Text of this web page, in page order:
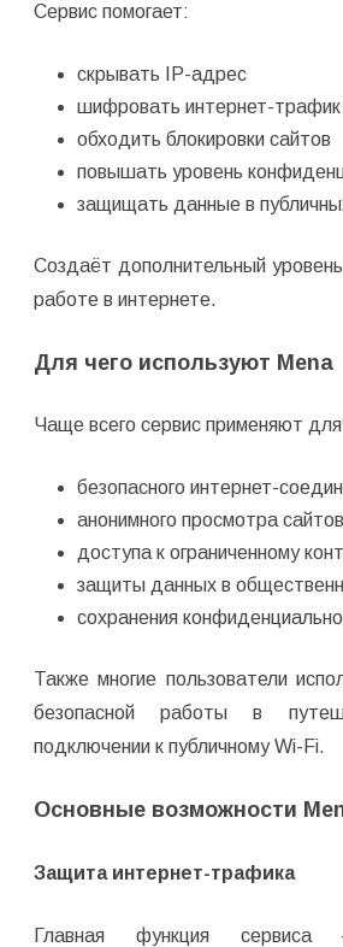
Сервис помогает:
скрывать IP-адрес
шифровать интернет-трафик
обходить блокировки сайтов
повышать уровень
защищать данные в
Создаёт дополнительный
работе в интернете.
Для чего используют Mena
Чаще всего сервис применяют
безопасного интернет-
анонимного просмотра сайтов
доступа к ограниченному
защиты данных в
сохранения
Также многие пользователи
безопасной работы в
подключении к публичному Wi-Fi.
Основные возможности
Защита интернет-трафика
Главная функция